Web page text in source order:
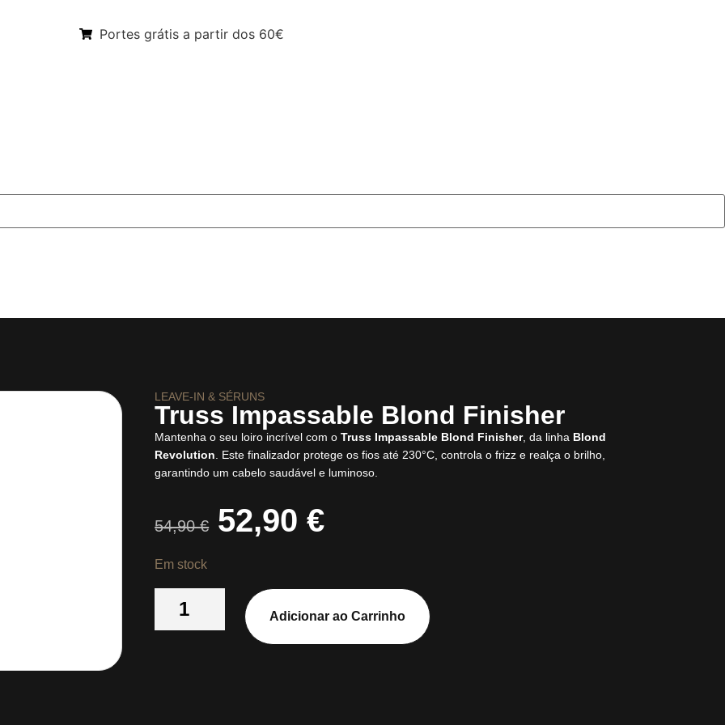
Portes grátis a partir dos 60€
LEAVE-IN & SÉRUNS
Truss Impassable Blond Finisher
Mantenha o seu loiro incrível com oTruss Impassable Blond Finisher, da linha Blond
Revolution . Este finalizador protege os fios até 230°C, controla o frizz e realça o brilho,
garantindo um cabelo saudável e luminoso.
54,90€ 52,90€
Em stock
Adicionar ao Carrinho